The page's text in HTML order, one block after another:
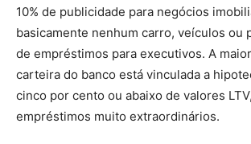
10% de publicidade para negócios
basicamente nenhum carro, veículos ou
de empréstimos para executivos. A
carteira do banco está vinculada a
cinco por cento ou abaixo de valores
empréstimos muito extraordinários.